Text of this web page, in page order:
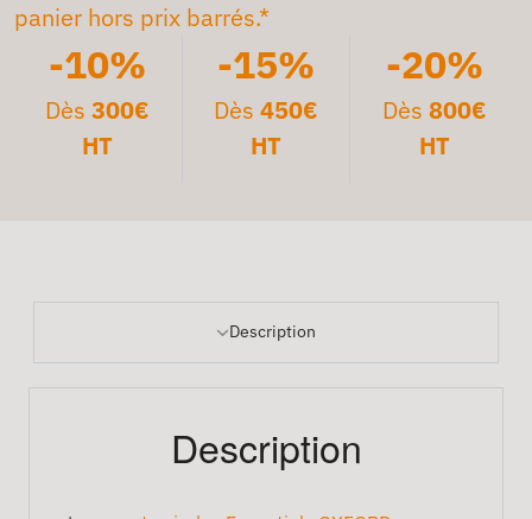
panier hors prix barrés.*
-10%
Dès300€
HT
-15%
Dès 450€
HT
-20%
Dès 800€
HT
Description
Description